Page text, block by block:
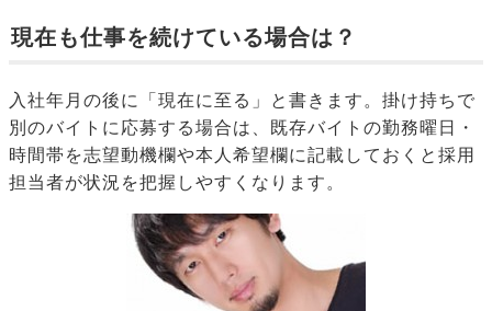
現在も仕事を続けている場合は？
入社年月の後に「現在に至る」と書きます。掛け持ちで
別のバイトに応募する場合は、既存バイトの勤務曜日・
時間帯を志望動機欄や本人希望欄に記載しておくと採用
担当者が状況を把握しやすくなります。